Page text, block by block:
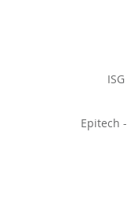
ISG
Epitech -